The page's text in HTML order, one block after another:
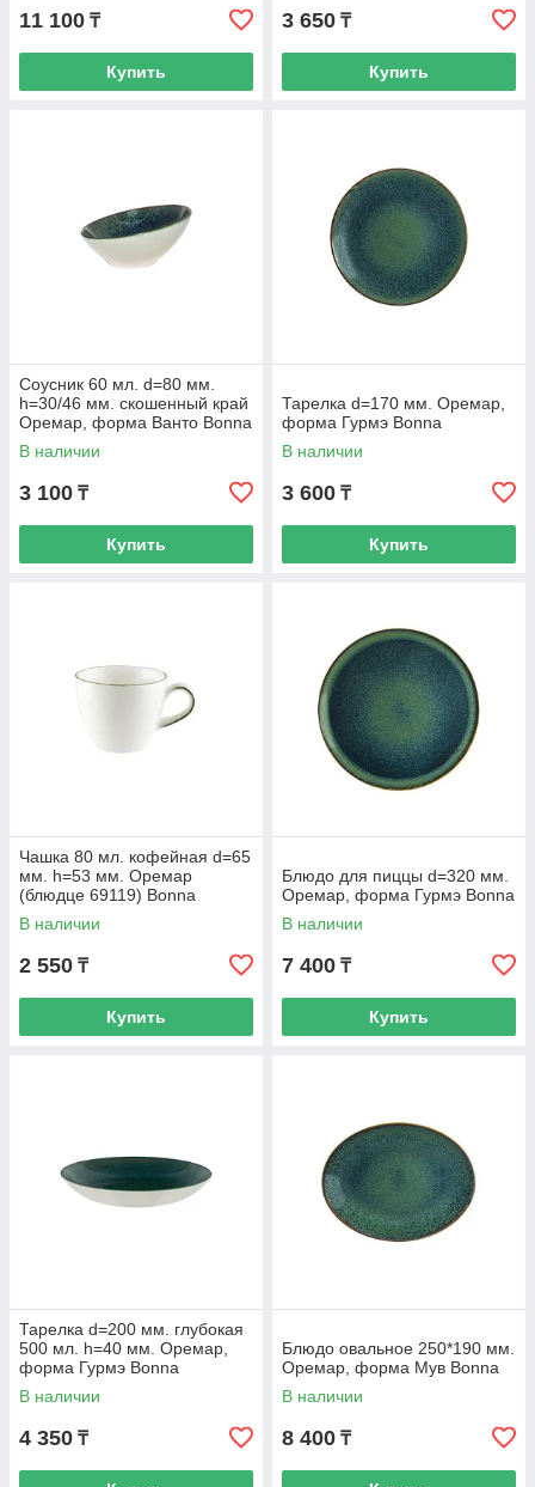
11 100 ₸
Купить
3 650 ₸
Купить
Соусник 60 мл. d=80 мм.
h=30/46 мм. скошенный край
Оремар, форма Ванто Bonna
В наличии
3 100 ₸
Купить
Тарелка d=170 мм. Оремар,
форма Гурмэ Bonna
В наличии
3 600 ₸
Купить
Чашка 80 мл. кофейная d=65
мм. h=53 мм. Оремар
(блюдце 69119) Bonna
В наличии
2 550 ₸
Купить
Блюдо для пиццы d=320 мм.
Оремар, форма Гурмэ Bonna
В наличии
7 400 ₸
Купить
Тарелка d=200 мм. глубокая
500 мл. h=40 мм. Оремар,
форма Гурмэ Bonna
В наличии
4 350 ₸
Блюдо овальное 250*190 мм.
Оремар, форма Мув Bonna
В наличии
8 400 ₸